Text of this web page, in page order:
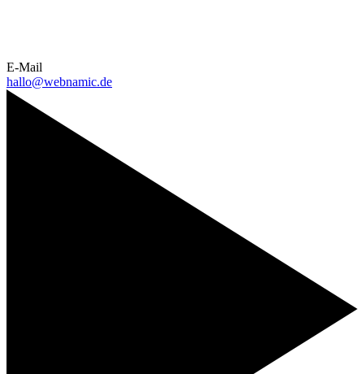
E-Mail
hallo@webnamic.de